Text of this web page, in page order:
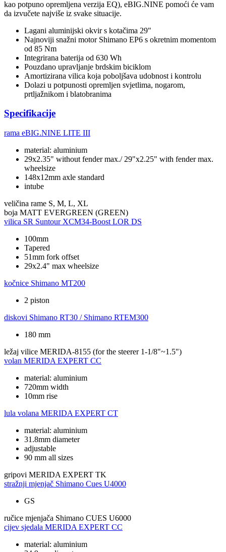
kao potpuno opremljena verzija EQ), eBIG.NINE pomoći će vam
da izvučete najviše iz svake situacije.
Lagani aluminijski okvir s kotačima 29"
Najnoviji snažni motor Shimano EP6 s okretnim momentom
od 85 Nm
Integrirana baterija od 630 Wh
Pouzdano upravljanje brdskim biciklom
Amortizirana vilica koja poboljšava udobnost i kontrolu
Dolazi u potpunosti opremljen svjetlima, nogarom,
prtljažnikom i blatobranima
Specifikacije
rama eBIG.NINE LITE III
material: aluminium
29x2.35" without fender max./ 29"x2.25" with fender max.
wheelsize
148x12mm axle standard
intube
veličina rame S, M, L, XL
boja MATT EVERGREEN (GREEN)
vilica SR Suntour XCM34-Boost LOR DS
100mm
Tapered
51mm fork offset
29x2.4" max wheelsize
kočnice Shimano MT200
2 piston
diskovi Shimano RT30 / Shimano RTEM300
180 mm
ležaj vilice MERIDA-8155 (for the steerer 1-1/8"~1.5")
volan MERIDA EXPERT CC
material: aluminium
720mm width
10mm rise
lula volana MERIDA EXPERT CT
material: aluminium
31.8mm diameter
adjustable
90 mm all sizes
gripovi MERIDA EXPERT TK
stražnji mjenjač Shimano Cues U4000
GS
ručice mjenjača Shimano CUES U6000
cijev sjedala MERIDA EXPERT CC
material: aluminium